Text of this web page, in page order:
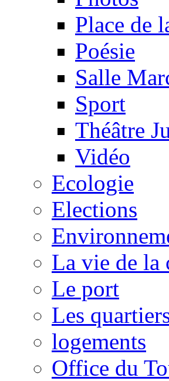
Place de
Poésie
Salle
Sport
Théâtre
Vidéo
Ecologie
Elections
La vie de la
Le port
Les
logements
Office du